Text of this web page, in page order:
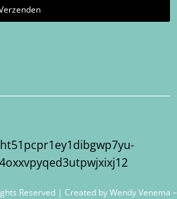
Reserved | Created byWendy Venema –